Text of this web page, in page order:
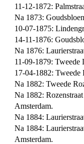
11-12-1872:
Na 1873:
10-07-1875:
14-11-1876:
Na 1876:
11-09-1879: Tweede
17-04-1882: Tweede
Na 1882: Tweede
Na 1882:
Amsterdam.
Na 1884:
Na 1884:
Amsterdam.